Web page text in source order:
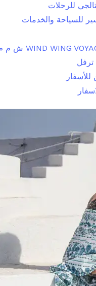
للرحلات
للسياحة والخدمات
ترفل